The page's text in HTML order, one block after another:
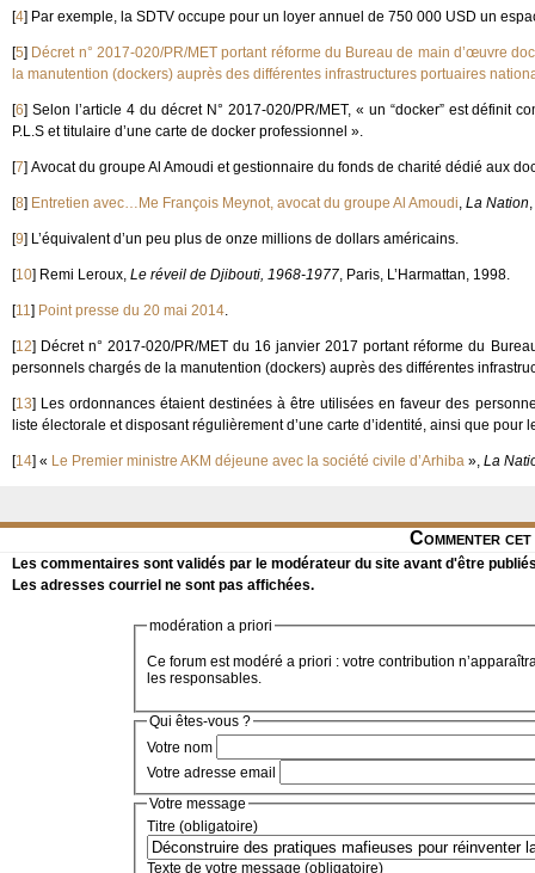
[4] Par exemple, la SDTV occupe pour un loyer annuel de 750 000 USD un
[5] Décret n° 2017-020/PR/MET portant réforme du Bureau de main d’œuvre
la manutention (dockers) auprès des différentes infrastructures portuaires
[6] Selon l’article 4 du décret N° 2017-020/PR/MET, « un “docker” est définit
P.L.S et titulaire d’une carte de docker professionnel ».
[7] Avocat du groupe Al Amoudi et gestionnaire du fonds de charité dédié aux
[8] Entretien avec…Me François Meynot, avocat du groupe Al Amoudi, La Nation
[9] L’équivalent d’un peu plus de onze millions de dollars américains.
[10] Remi Leroux, Le réveil de Djibouti, 1968-1977, Paris, L’Harmattan, 1998.
[11] Point presse du 20 mai 2014.
[12] Décret n° 2017-020/PR/MET du 16 janvier 2017 portant réforme du
personnels chargés de la manutention (dockers) auprès des différentes
[13] Les ordonnances étaient destinées à être utilisées en faveur des
liste électorale et disposant régulièrement d’une carte d’identité, ainsi que pour
[14] « Le Premier ministre AKM déjeune avec la société civile d’Arhiba », La
Commenter
Les commentaires sont validés par le modérateur du site avant d'être
Les adresses courriel ne sont pas affichées.
modération a priori
Ce forum est modéré a priori : votre contribution
les responsables.
Qui êtes-vous ?
Votre nom
Votre adresse email
Votre message
Titre (obligatoire)
Texte de votre message (obligatoire)